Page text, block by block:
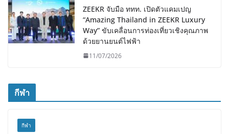
ZEEKR จับมือ ททท. เปิดตัวแคมเปญ
“Amazing Thailand in ZEEKR Luxury
Way” ขับเคลื่อนการท่องเที่ยวเชิงคุณภาพ
ด้วยยานยนต์ไฟฟ้า
11/07/2026
กีฬา
กีฬา